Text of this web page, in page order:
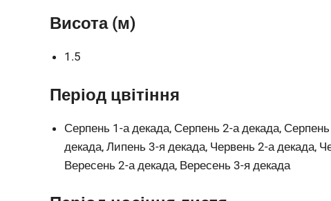
Висота (м)
1.5
Період цвітіння
Серпень 1-а декада, Серпень 2-а декада,
декада, Липень 3-я декада, Червень 2-а декада,
Вересень 2-а декада, Вересень 3-я декада